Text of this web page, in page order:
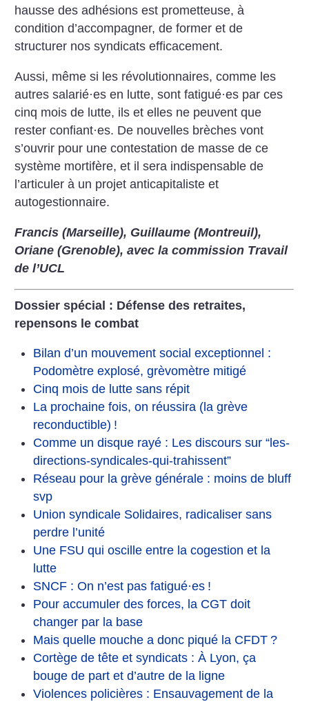
hausse des adhésions est prometteuse, à
condition d’accompagner, de former et de
structurer nos syndicats efficacement.
Aussi, même si les révolutionnaires, comme les
autres salarié·es en lutte, sont fatigué·es par ces
cinq mois de lutte, ils et elles ne peuvent que
rester confiant·es. De nouvelles brèches vont
s’ouvrir pour une contestation de masse de ce
système mortifère, et il sera indispensable de
l’articuler à un projet anticapitaliste et
autogestionnaire.
Francis (Marseille), Guillaume (Montreuil),
Oriane (Grenoble), avec la commission Travail
de l’UCL
Dossier spécial : Défense des retraites,
repensons le combat
Bilan d’un mouvement social exceptionnel :
Podomètre explosé, grèvomètre mitigé
Cinq mois de lutte sans répit
La prochaine fois, on réussira (la grève
reconductible) !
Comme un disque rayé : Les discours sur “les-
directions-syndicales-qui-trahissent”
Réseau pour la grève générale : moins de bluff
svp
Union syndicale Solidaires, radicaliser sans
perdre l’unité
Une FSU qui oscille entre la cogestion et la
lutte
SNCF : On n’est pas fatigué·es !
Pour accumuler des forces, la CGT doit
changer par la base
Mais quelle mouche a donc piqué la CFDT ?
Cortège de tête et syndicats : À Lyon, ça
bouge de part et d’autre de la ligne
Violences policières : Ensauvagement de la